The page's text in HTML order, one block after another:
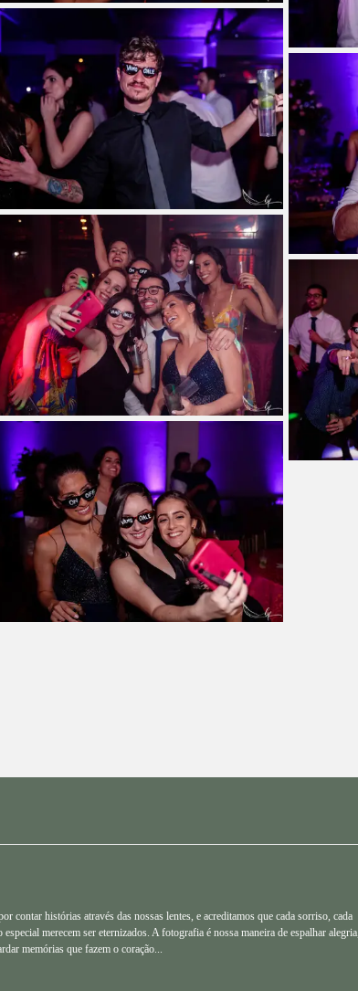
contar histórias através das nossas lentes, e acreditamos que cada sorriso, cada
especial merecem ser eternizados. A fotografia é nossa maneira de espalhar alegria,
memórias que fazem o coração...